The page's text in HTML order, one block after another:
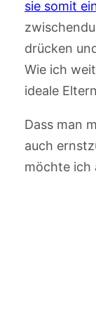
sie somit
drücken
Wie ich
ideale
Dass man
auch
möchte ich